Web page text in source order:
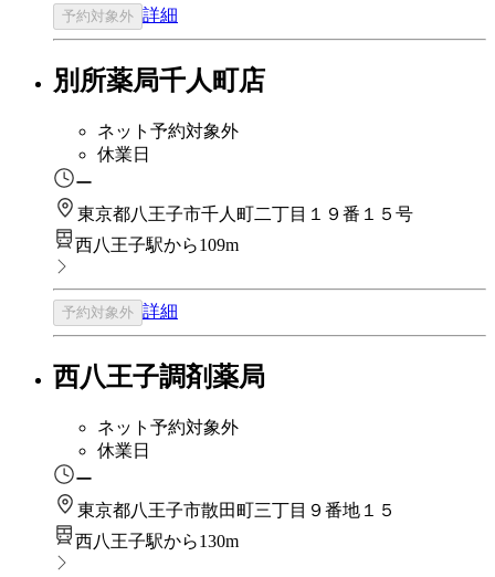
予約対象外 詳細
別所薬局千人町店
ネット予約対象外
休業日
ー
東京都八王子市千人町二丁目１９番１５号
西八王子駅から109m
予約対象外 詳細
西八王子調剤薬局
ネット予約対象外
休業日
ー
東京都八王子市散田町三丁目９番地１５
西八王子駅から130m